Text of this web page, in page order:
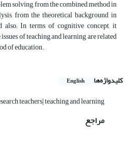
solving, from the combined method in
from the theoretical background in
also; In terms of cognitive concept, it
of teaching and learning are related
of education.
کلیدواژه‌ها English
teachers| teaching and learning
مراجع